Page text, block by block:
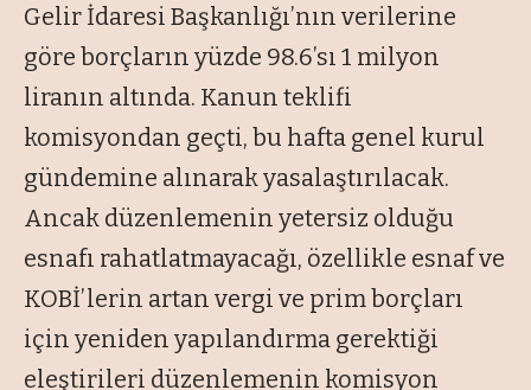
Gelir İdaresi Başkanlığı’nın verilerine
göre borçların yüzde 98.6’sı 1 milyon
liranın altında. Kanun teklifi
komisyondan geçti, bu hafta genel kurul
gündemine alınarak yasalaştırılacak.
Ancak düzenlemenin yetersiz olduğu
esnafı rahatlatmayacağı, özellikle esnaf ve
KOBİ’lerin artan vergi ve prim borçları
için yeniden yapılandırma gerektiği
eleştirileri düzenlemenin komisyon